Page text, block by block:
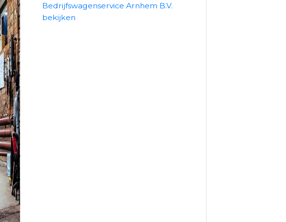
Bedrijfswagenservice Arnhem B.V.
bekijken